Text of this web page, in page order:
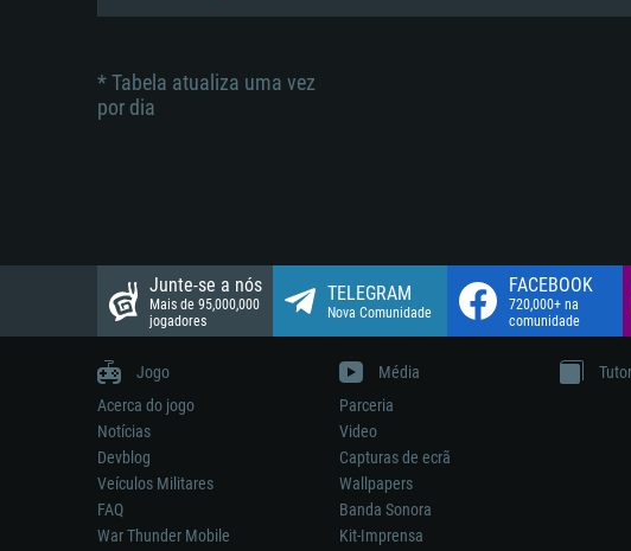
* Tabela atualiza uma vez
por dia
Junte-se a nós
Mais de 95,000,000
jogadores
TELEGRAM
Nova Comunidade
FACEBOOK
720,000+ na
comunidade
Jogo
Acerca do jogo
Notícias
Devblog
Veículos Militares
FAQ
War Thunder Mobile
Média
Parceria
Video
Capturas de ecrã
Wallpapers
Banda Sonora
Kit-Imprensa